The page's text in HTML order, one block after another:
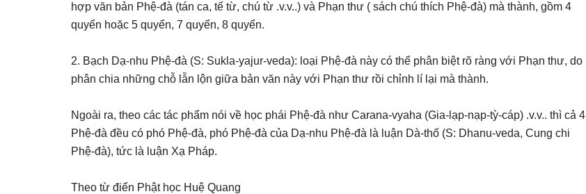
hợp văn bản Phệ-đà (tán ca, tế từ, chú từ .v.v..) và Phạn thư ( sách chú thích Phệ-đà) mà thành, gồm 4
quyển hoặc 5 quyển, 7 quyển, 8 quyển.
2. Bạch Dạ-nhu Phệ-đà (S: Sukla-yajur-veda): loại Phệ-đà này có thể phân biệt rõ ràng với Phạn thư, do
phân chia những chỗ lẫn lộn giữa bản văn này với Phạn thư rồi chỉnh lí lại mà thành.
Ngoài ra, theo các tác phẩm nói về học phái Phệ-đà như Carana-vyaha (Gia-lạp-nạp-tỳ-cáp) .v.v.. thì cả 4
Phệ-đà đều có phó Phệ-đà, phó Phệ-đà của Dạ-nhu Phệ-đà là luận Dà-thố (S: Dhanu-veda, Cung chi
Phệ-đà), tức là luận Xạ Pháp.
Theo từ điển Phật học Huệ Quang